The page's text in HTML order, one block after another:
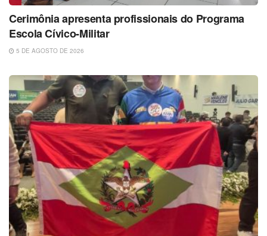
Cerimônia apresenta profissionais do Programa
Escola Cívico-Militar
5 DE AGOSTO DE 2026